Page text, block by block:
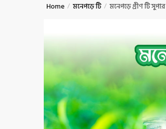
Home / মনেপড়ে টি / মনেপড়ে গ্রীণ টি সুপার